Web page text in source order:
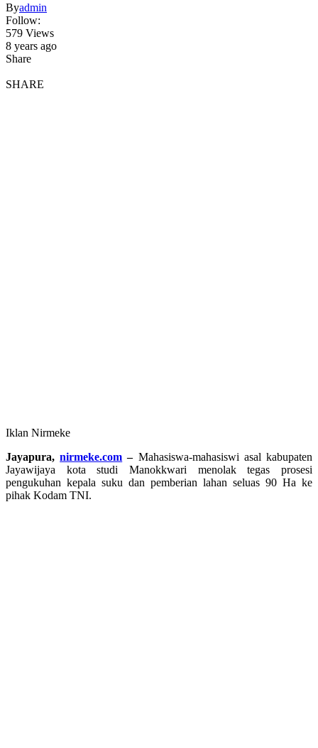
Byadmin
Follow:
579 Views
8 years ago
Share
SHARE
Iklan Nirmeke
Jayapura,nirmeke.com –Mahasiswa-mahasiswi asal kabupaten
Jayawijaya kota studi Manokkwari menolak tegas prosesi
pengukuhan kepala suku dan pemberian lahan seluas 90 Ha ke
pihak Kodam TNI.